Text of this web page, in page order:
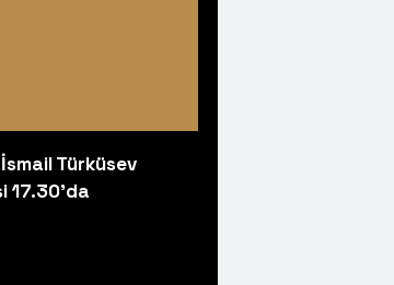
Türküsev
17.30'da